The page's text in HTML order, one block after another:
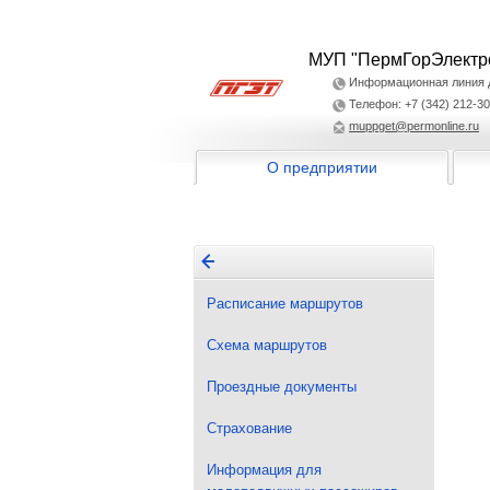
МУП
Информационная линия
Телефон: +7 (342) 212-
muppget@permonline.ru
О предприятии
Расписание маршрутов
Схема маршрутов
Проездные документы
Страхование
Информация для